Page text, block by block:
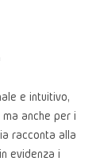
e intuitivo,
anche per i
racconta alla
evidenza i